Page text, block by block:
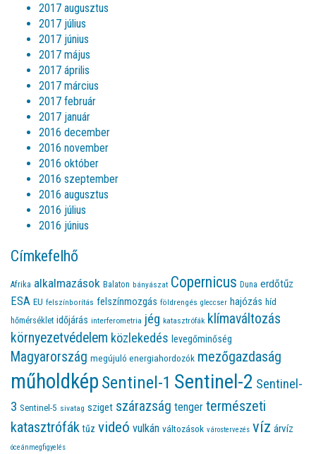
2017 augusztus
2017 július
2017 június
2017 május
2017 április
2017 március
2017 február
2017 január
2016 december
2016 november
2016 október
2016 szeptember
2016 augusztus
2016 július
2016 június
Címkefelhő
Afrika alkalmazások Balaton bányászat Copernicus Duna erdőtűz
ESA EU felszínborítás felszínmozgás földrengés gleccser hajózás híd
hőmérséklet időjárás interferometria jég katasztrófák klímaváltozás
környezetvédelem közlekedés levegőminőség
Magyarország megújuló energiahordozók mezőgazdaság
műholdkép Sentinel-1 Sentinel-2 Sentinel-
3 Sentinel-5 sivatag sziget szárazság tenger természeti
katasztrófák tűz videó vulkán változások várostervezés víz árvíz
óceánmegfigyelés